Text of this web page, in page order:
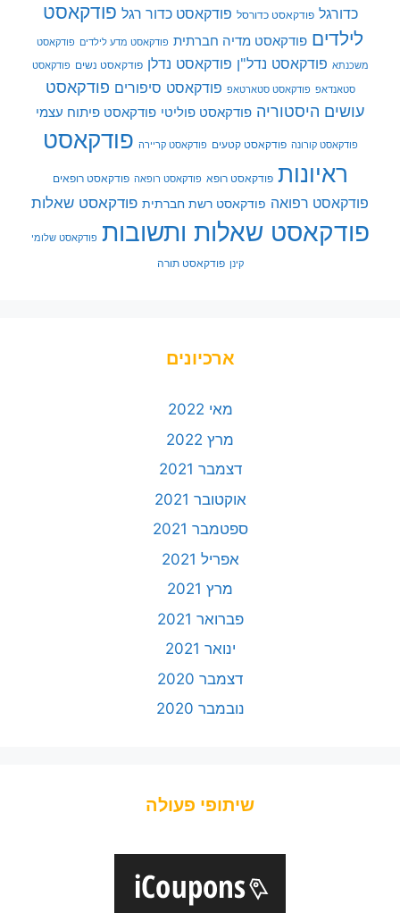
כדורגל פודקאסט כדורסל פודקאסט כדור רגל פודקאסט
לילדים פודקאסט מדיה חברתית פודקאסט מדע לילדים פודקאסט
משכנתא פודקאסט נדל"ן פודקאסט נדלן פודקאסט נשים פודקאסט
סטאנדאפ פודקאסט סטארטאפ פודקאסט סיפורים פודקאסט
עושים היסטוריה פודקאסט פוליטי פודקאסט פיתוח עצמי
פודקאסט קורונה פודקאסט קטעים פודקאסט קריירה פודקאסט
ראיונות פודקאסט רופא פודקאסט רופאה פודקאסט רופאים
פודקאסט רפואה פודקאסט רשת חברתית פודקאסט שאלות
פודקאסט שאלות ותשובות פודקאסט שלומי
קינן פודקאסט תורה
ארכיונים
מאי 2022
מרץ 2022
דצמבר 2021
אוקטובר 2021
ספטמבר 2021
אפריל 2021
מרץ 2021
פברואר 2021
ינואר 2021
דצמבר 2020
נובמבר 2020
שיתופי פעולה